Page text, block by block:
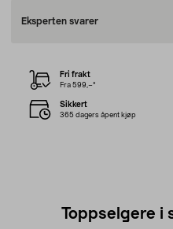
Eksperten svarer
Fri frakt
Fra 599,–*
Sikkert
365 dagers åpent kjøp
Toppselgere i